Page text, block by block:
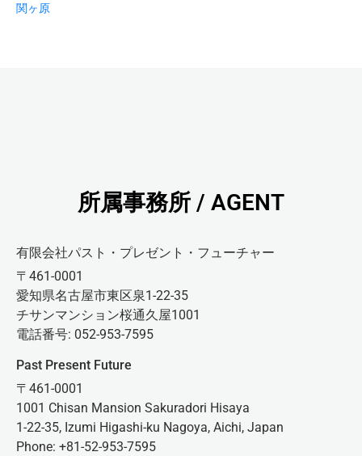
関ヶ原
所属事務所 / AGENT
有限会社パスト・プレゼント・フューチャー
〒461-0001
愛知県名古屋市東区泉1-22-35
チサンマンション桜通久屋1001
電話番号: 052-953-7595
Past Present Future
〒461-0001
1001 Chisan Mansion Sakuradori Hisaya
1-22-35, Izumi Higashi-ku Nagoya, Aichi, Japan
Phone: +81-52-953-7595